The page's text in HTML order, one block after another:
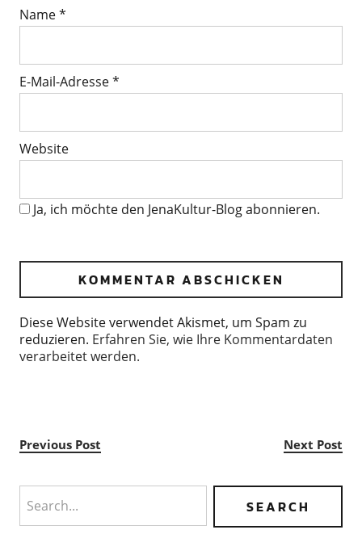
Name*
E-Mail-Adresse*
Website
Ja, ich möchte den JenaKultur-Blog abonnieren.
Diese Website verwendet Akismet, um Spam zu
reduzieren. Erfahren Sie, wie Ihre Kommentardaten
verarbeitet werden.
Previous Post Next Post